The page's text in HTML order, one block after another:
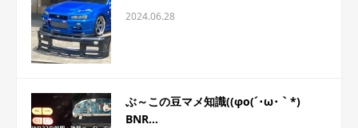
2024.06.28
ぶ～この豆マメ知識((φo(´･ω･｀*)
BNR...